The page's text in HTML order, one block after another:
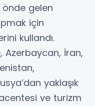
önde gelen
için
kullandı.
Azerbaycan, İran,
yaklaşık
ve turizm